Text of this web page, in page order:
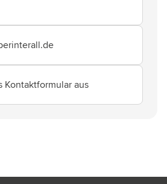
Kontaktformular aus